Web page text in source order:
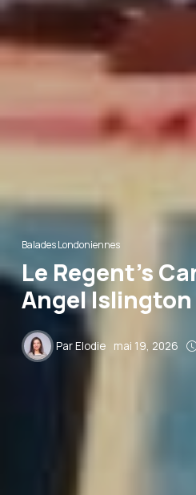
Balades Londoniennes
Le Regent’s
Angel Islington
ParElodie mai 19, 2026